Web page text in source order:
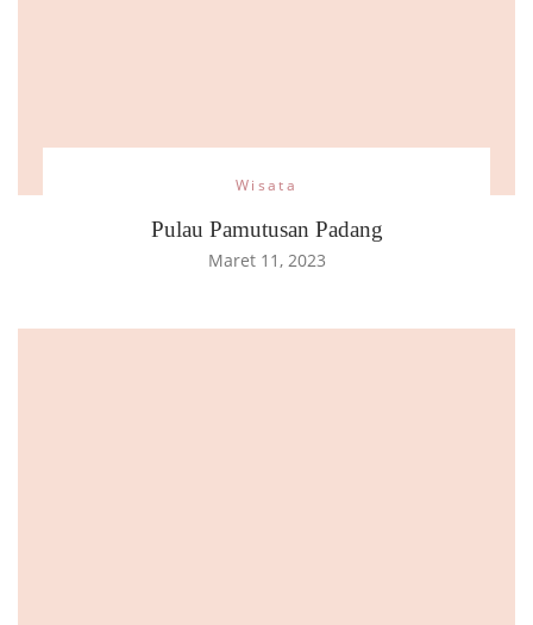
Wisata
Pulau Pamutusan Padang
Maret 11, 2023